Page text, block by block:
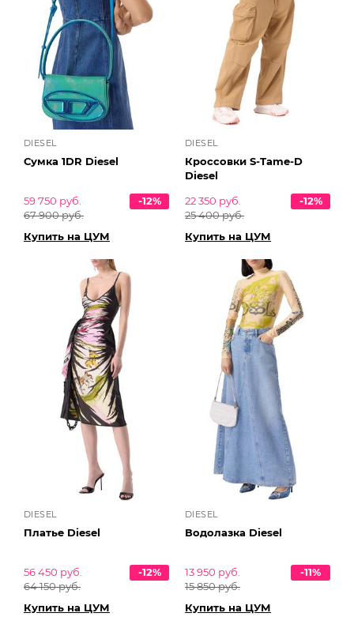
DIESEL
Сумка 1DR Diesel
59 750 руб.
67 900 руб.
-12%
Купить на ЦУМ
DIESEL
Кроссовки S-Tame-D
Diesel
22 350 руб.
25 400 руб.
-12%
Купить на ЦУМ
DIESEL
Платье Diesel
56 450 руб.
64 150 руб.
-12%
Купить на ЦУМ
DIESEL
Водолазка Diesel
13 950 руб.
15 850 руб.
-11%
Купить на ЦУМ